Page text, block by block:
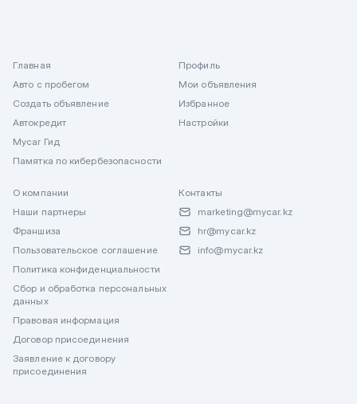
Главная
Авто с пробегом
Создать объявление
Автокредит
Mycar Гид
Памятка по кибербезопасности
Профиль
Мои объявления
Избранное
Настройки
О компании
Наши партнеры
Франшиза
Пользовательское соглашение
Политика конфиденциальности
Сбор и обработка персональных
данных
Правовая информация
Договор присоединения
Заявление к договору
присоединения
Контакты
marketing@mycar.kz
hr@mycar.kz
info@mycar.kz